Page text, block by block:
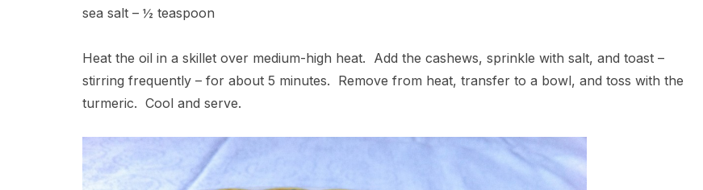
sea salt – ½ teaspoon
Heat the oil in a skillet over medium-high heat. Add the cashews, sprinkle with salt, and toast –
stirring frequently – for about 5 minutes. Remove from heat, transfer to a bowl, and toss with the
turmeric. Cool and serve.